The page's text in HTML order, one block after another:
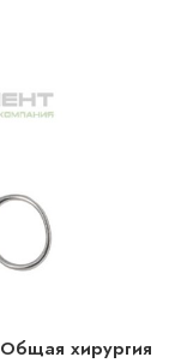
Общая хирургия